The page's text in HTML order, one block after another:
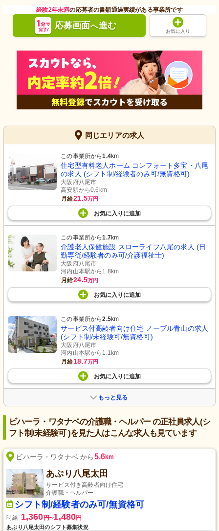
経験2年未満の応募者の書類通過実績がある事業所です
応募画面へ進む
お気に入り
同じエリアの求人
この事業所から1.4km
住宅型有料老人ホーム コンフォート多宝・八尾
の求人 (シフト制/経験者のみ可/無資格可)
大阪府八尾市
高安駅から0.6km
月給21.5万円
お気に入り に追加
この事業所から1.7km
介護老人保健施設 スローライフ八尾の求人 (日
勤専従/経験者のみ可/介護福祉士)
大阪府八尾市
河内山本駅から1.8km
月給24.5万円
お気に入り に追加
この事業所から2.5km
サービス付高齢者向け住宅 ノーブル青山の求人
(シフト制/未経験可/無資格可)
大阪府八尾市
河内山本駅から1.1km
月給18.7万円
お気に入り に追加
もっと見る
ビハーラ・ワタナベの介護職・ヘルパー の正社員求人(シ
フト制/未経験可 )を見た人はこんな求人も見ています
ビハーラ・ワタナベ から5.6km
あぷり八尾太田
サービス付き高齢者向け住宅
介護職・ヘルパー
シフト制/経験者のみ可/無資格可
時給 1,360 円〜1,480円
あぷり八尾太田のシフト募集状況